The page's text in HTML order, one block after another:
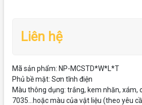
Liên hệ
Mã sản phẩm: NP-MCSTD*W*L*T
Phủ bề mặt: Sơn tĩnh điện
Màu thông dụng: trắng, kem nhăn, xám,
7035...hoặc màu của vật liệu (theo yêu